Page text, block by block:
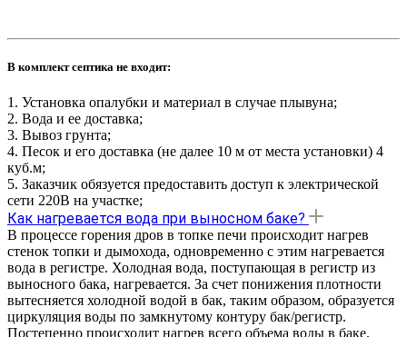
В комплект септика не входит:
1. Установка опалубки и материал в случае плывуна;
2. Вода и ее доставка;
3. Вывоз грунта;
4. Песок и его доставка (не далее 10 м от места установки) 4
куб.м;
5. Заказчик обязуется предоставить доступ к электрической
сети 220В на участке;
Как нагревается вода при выносном баке?
В процессе горения дров в топке печи происходит нагрев
стенок топки и дымохода, одновременно с этим нагревается
вода в регистре. Холодная вода, поступающая в регистр из
выносного бака, нагревается. За счет понижения плотности
вытесняется холодной водой в бак, таким образом, образуется
циркуляция воды по замкнутому контуру бак/регистр.
Постепенно происходит нагрев всего объема воды в баке.